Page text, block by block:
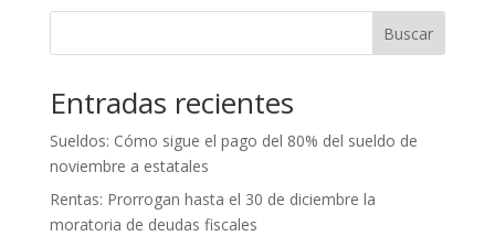
Buscar
Entradas recientes
Sueldos: Cómo sigue el pago del 80% del sueldo de
noviembre a estatales
Rentas: Prorrogan hasta el 30 de diciembre la
moratoria de deudas fiscales